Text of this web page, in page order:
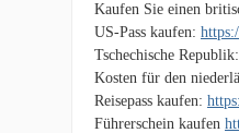
Kaufen Sie einen
US-Pass kaufen:
Tschechische Republik:
Kosten für den
Reisepass kaufen:
Führerschein kaufen